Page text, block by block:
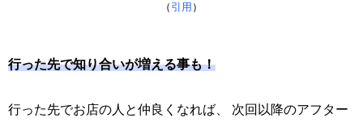
（ 引用 ）
行った先で知り合いが増える事も！
行った先でお店の人と仲良くなれば、 次回以降のアフター